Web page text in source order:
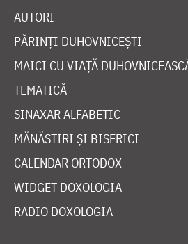
AUTORI
PĂRINȚI DUHOVNICEȘTI
MAICI CU VIAȚĂ
TEMATICĂ
SINAXAR ALFABETIC
MĂNĂSTIRI ȘI BISERICI
CALENDAR ORTODOX
WIDGET DOXOLOGIA
RADIO DOXOLOGIA